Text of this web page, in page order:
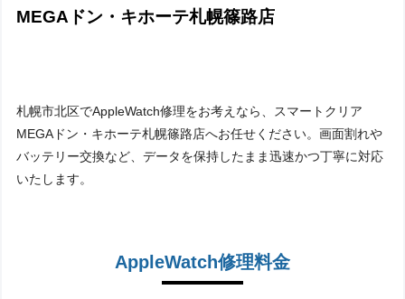
MEGAドン・キホーテ札幌篠路店
札幌市北区でAppleWatch修理をお考えなら、スマートクリア
MEGAドン・キホーテ札幌篠路店へお任せください。画面割れや
バッテリー交換など、データを保持したまま迅速かつ丁寧に対応
いたします。
AppleWatch修理料金